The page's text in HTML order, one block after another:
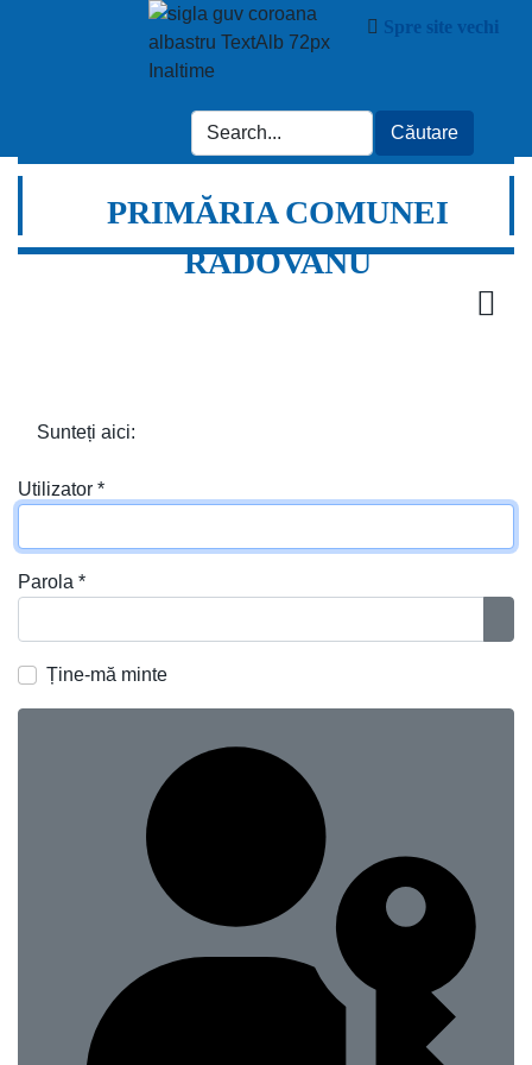
Spre site vechi
PRIMĂRIA COMUNEI
RADOVANU
Sunteți aici:
Utilizator *
Parola *
Ține-mă minte